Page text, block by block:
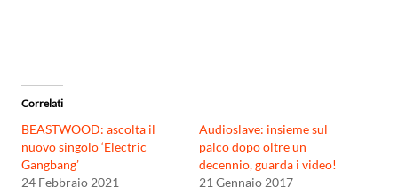
Correlati
BEASTWOOD: ascolta il
nuovo singolo ‘Electric
Gangbang’
24 Febbraio 2021
Audioslave: insieme sul
palco dopo oltre un
decennio, guarda i video!
21 Gennaio 2017